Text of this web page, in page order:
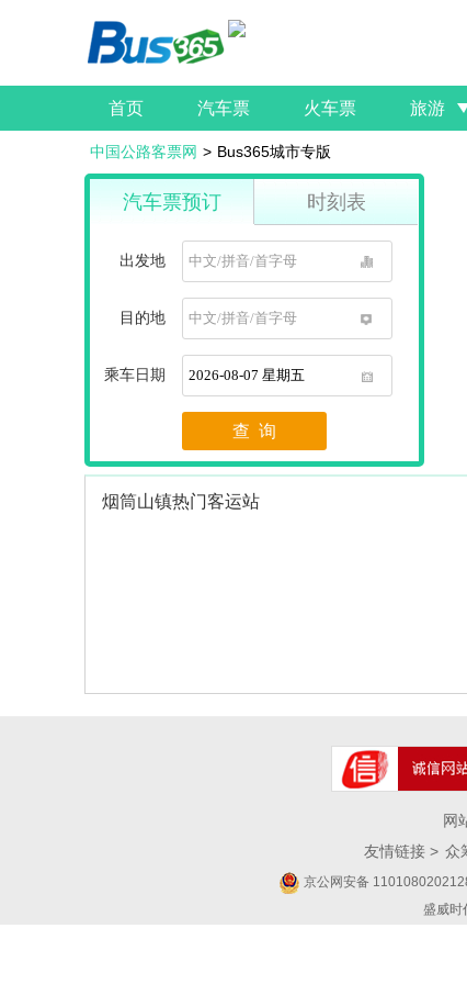
首页 汽车票 火车票 旅游
中国公路客票网 > Bus365城市专版
汽车票预订 时刻表
出发地
目的地
1
乘车日期
1
查 询
烟筒山镇热门客运站
网
友情链接 > 众
京公网安备
盛威时